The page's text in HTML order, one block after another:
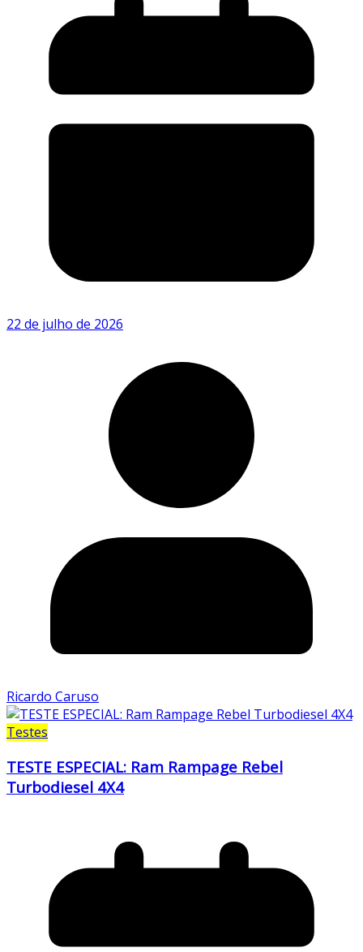
22 de julho de 2026
Ricardo Caruso
Testes
TESTE ESPECIAL: Ram Rampage Rebel
Turbodiesel 4X4